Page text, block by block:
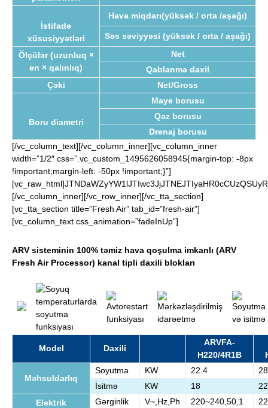
İstifadə
xüsusiyyətləri
Hava miqdarı(yüksək / orta /aşağı)
Səs səviyyəsi (yüksək / orta / aşağı)
Ölçülər (uzunluq ×
en × qalınlıq)
Net
Qablanma daxil
Çəki
Net/Gross
Boru diametri
Maye borusu
Qaz borusu
Drenaj borusu
[/vc_column_text][/vc_column_inner][vc_column_inner
width=”1/2″ css=”.vc_custom_1495626058945{margin-top: -8px
!important;margin-left: -50px !important;}”]
[/vc_column_inner][/vc_row_inner][/vc_tta_section]
[vc_tta_section title=”Fresh Air” tab_id=”fresh-air”]
[vc_column_text css_animation=”fadeInUp”]
ARV sisteminin 100% təmiz hava qoşulma imkanlı (ARV
Fresh Air Processor) kanal tipli daxili blokları
Model Daxili
ARVFA-
H220/4R1B
Məhsuldarlıq
Soyutma KW 22.4
28
İsitmə
KW 18
22
Elektrik
Gərginlik V~,Hz,Ph 220~240,50,1